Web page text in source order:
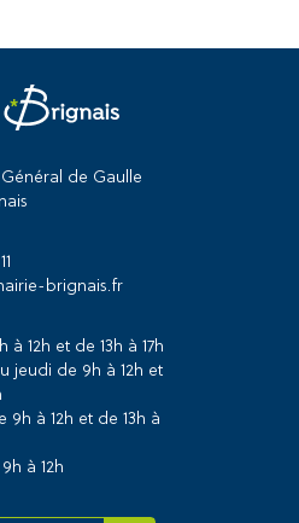
de Gaulle
brignais.fr
à 12h et de 13h à 17h
jeudi de 9h à 12h et
9h à 12h et de 13h à
à 12h